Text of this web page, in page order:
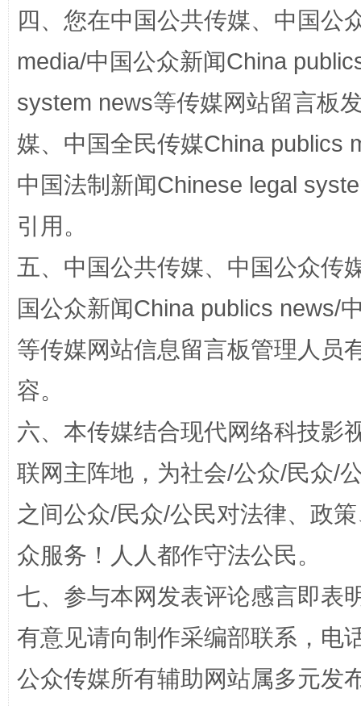
“蜀中异人”王建安的艺术幻境
完善运行机制助力责任有效落实 一纸欠
四、您在中国公共传媒、中国公
media/中国公众新闻China
system news等传媒网站留言板
媒、中国全民传媒China publics
中国法制新闻Chinese legal
引用。
五、中国公共传媒、中国公众传
国公众新闻China publics news/
等传媒网站信息留言板管理人员
容。
六、本传媒结合现代网络科技影
联网主阵地，为社会/公众/民众/
之间公众/民众/公民对法律、政
众服务！人人都作守法公民。
七、参与本网发表评论感言即表
有意见请向制作采编部联系，电
公众传媒所有辅助网站属多元发